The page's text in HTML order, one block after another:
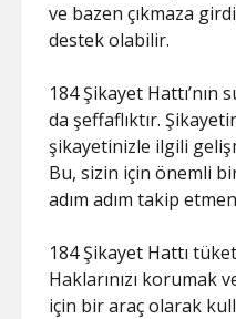
ve bazen çıkmaza
destek olabilir.
184 Şikayet
da şeffaflıktır.
şikayetinizle ilgili
Bu, sizin için önemli
adım adım takip
184 Şikayet Hattı
Haklarınızı korumak
için bir araç olarak